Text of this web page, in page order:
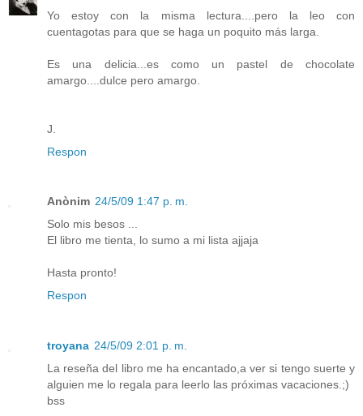
Yo estoy con la misma lectura....pero la leo con
cuentagotas para que se haga un poquito más larga.
Es una delicia...es como un pastel de chocolate
amargo....dulce pero amargo.
J.
Respon
Anònim 24/5/09 1:47 p. m.
Solo mis besos ...
El libro me tienta, lo sumo a mi lista ajjaja
Hasta pronto!
Respon
troyana 24/5/09 2:01 p. m.
La reseña del libro me ha encantado,a ver si tengo suerte y
alguien me lo regala para leerlo las próximas vacaciones.;)
bss